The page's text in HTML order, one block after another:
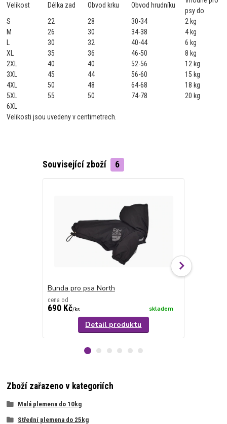
Velikost Délka zad Obvod krku Obvod hrudníku
psy do
S
22 28 30-34
2 kg
M
26 30 34-38
4 kg
30 32 40-44
6 kg
XL
35 36 46-50
8 kg
2XL
40 40 52-56
12 kg
3XL
45 44 56-60
15 kg
4XL
50 48 64-68
18 kg
5XL
55 50 74-78
20 kg
6XL
Velikosti jsou uvedeny v centimetrech.
Související zboží 6
Bunda pro psa North
cena od
690 Kč/ks skladem
Detail produktu
Zboží zařazeno v kategoriích
Malá plemena do 10kg
Střední plemena do 25kg